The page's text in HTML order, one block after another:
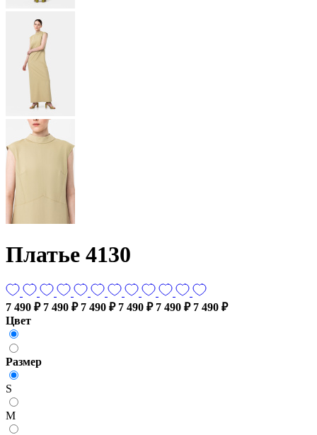
Платье 4130
7 490 ₽ 7 490 ₽ 7 490 ₽ 7 490 ₽ 7 490 ₽ 7 490 ₽
Цвет
Размер
S
M